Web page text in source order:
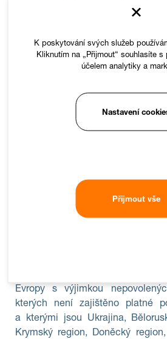
K poskytování svých služeb
Kliknutím na „Přijmout“ souhlasíte
účelem analytiky a
Nastavení
Přijmout vše
Evropy s výjimkou
kterých není zajištěno platné
a kterými jsou Ukrajina,
Krymský region, Doněcký